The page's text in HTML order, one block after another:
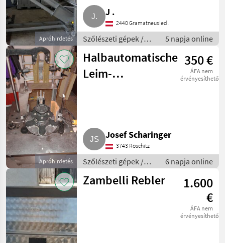
Apróhirdetés
J .
2440 Gramatneusiedl
Szőlészeti gépek /
Pincészeti gépek
5 napja online
Apróhirdetés
Halbautomatische
Leim-
350 €
ÁFA nem
érvényesíthető
Josef Scharinger
3743 Röschitz
Szőlészeti gépek /
Pincészeti gépek
6 napja online
Zambelli Rebler
1.600
€
ÁFA nem
érvényesíthető